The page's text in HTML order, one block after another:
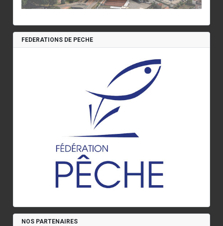
FEDERATIONS DE PECHE
NOS PARTENAIRES